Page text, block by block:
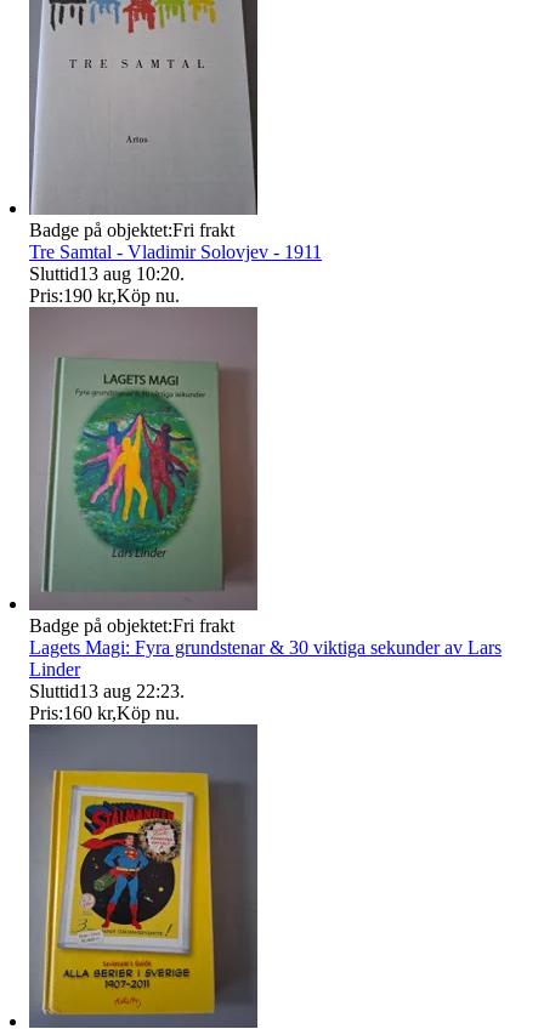
Badge på objektet:Fri frakt
Tre Samtal - Vladimir Solovjev - 1911
Sluttid13 aug 10:20.
Pris:190 kr,Köp nu.
Badge på objektet:Fri frakt
Lagets Magi: Fyra grundstenar & 30 viktiga sekunder av Lars
Linder
Sluttid13 aug 22:23.
Pris:160 kr,Köp nu.